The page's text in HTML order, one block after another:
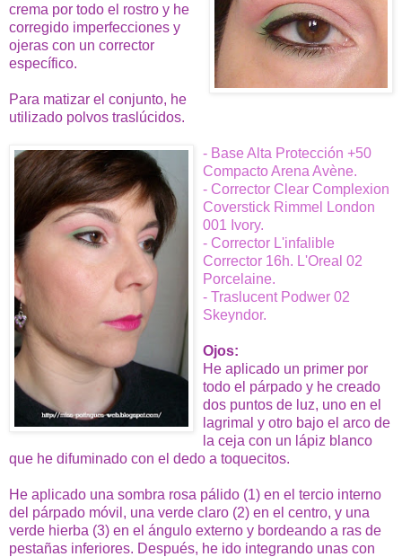
crema por todo el rostro y he
corregido imperfecciones y
ojeras con un corrector
específico.
Para matizar el conjunto, he
utilizado polvos traslúcidos.
- Base Alta Protección +50
Compacto Arena Avène.
- Corrector Clear Complexion
Coverstick Rimmel London
001 Ivory.
- Corrector L'infalible
Corrector 16h. L'Oreal 02
Porcelaine.
- Traslucent Podwer 02
Skeyndor.
Ojos:
He aplicado un primer por
todo el párpado y he creado
dos puntos de luz, uno en el
lagrimal y otro bajo el arco de
la ceja con un lápiz blanco
que he difuminado con el dedo a toquecitos.
He aplicado una sombra rosa pálido (1) en el tercio interno
del párpado móvil, una verde claro (2) en el centro, y una
verde hierba (3) en el ángulo externo y bordeando a ras de
pestañas inferiores. Después, he ido integrando unas con